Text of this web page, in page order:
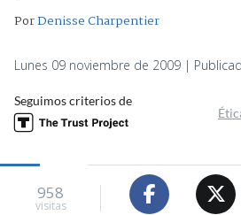
PorDenisse Charpentier
Lunes 09 noviembre de 2009 |
Seguimos criterios de
958
visitas